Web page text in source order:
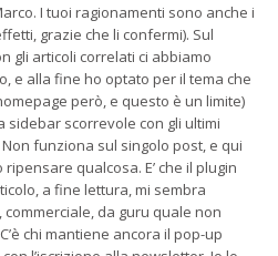
I tuoi ragionamenti sono anche i
grazie che li confermi). Sul
gli articoli correlati ci abbiamo
e alla fine ho optato per il tema che
però, e questo è un limite)
sidebar scorrevole con gli ultimi
funziona sul singolo post, e qui
ripensare qualcosa. E’ che il plugin
a fine lettura, mi sembra
commerciale, da guru quale non
C’è chi mantiene ancora il pop-up